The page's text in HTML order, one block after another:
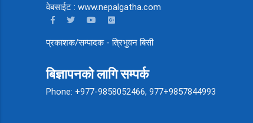
वेबसाईट : www.nepalgatha.com
प्रकाशक/सम्पादक - त्रिभुवन बिसी
बिज्ञापनको लागि सम्पर्क
Phone: +977-9858052466, 977+9857844993